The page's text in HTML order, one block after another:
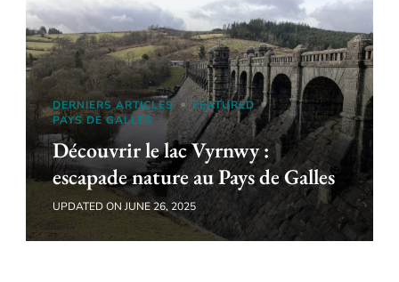
DERNIERS ARTICLES
FEATURED
PAYS DE GALLES
Découvrir le lac Vyrnwy :
escapade nature au Pays de Galles
UPDATED ONJUNE 26, 2025